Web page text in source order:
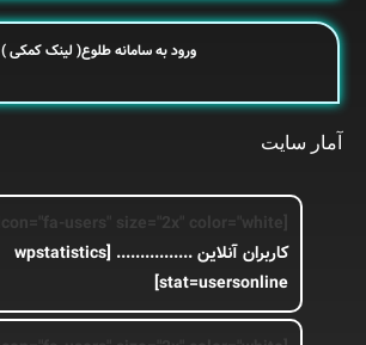
ورود به سامانه طلوع( لینک کمکی )
آمار سایت
کاربران آنلاین ................ [wpstatistics
stat=usersonline]